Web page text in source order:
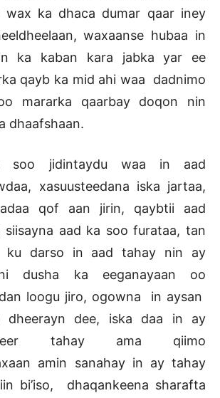
wax ka dhaca dumar qaar iney
waxaanse hubaa in
ka kaban kara jabka yar ee
qayb ka mid ahi waa dadnimo
mararka qaarbay doqon nin
dhaafshaan.
soo jidintaydu waa in aad
xasuusteedana iska jartaa,
qof aan jirin, qaybtii aad
siisayna aad ka soo furataa, tan
ku darso in aad tahay nin ay
dusha ka eeganayaan oo
loogu jiro, ogowna in aysan
dheerayn dee, iska daa in ay
tahay ama qiimo
amin sanahay in ay tahay
bi’iso, dhaqankeena sharafta